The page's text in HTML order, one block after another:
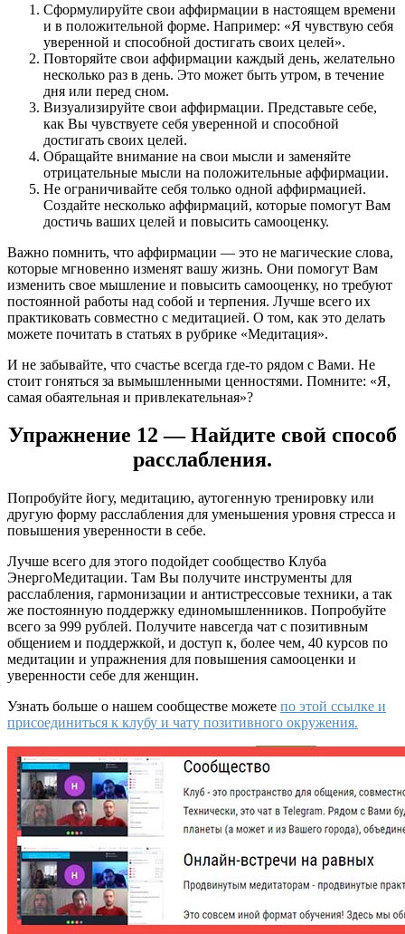
Сформулируйте свои аффирмации в настоящем времени
и в положительной форме. Например: «Я чувствую себя
уверенной и способной достигать своих целей».
Повторяйте свои аффирмации каждый день, желательно
несколько раз в день. Это может быть утром, в течение
дня или перед сном.
Визуализируйте свои аффирмации. Представьте себе,
как Вы чувствуете себя уверенной и способной
достигать своих целей.
Обращайте внимание на свои мысли и заменяйте
отрицательные мысли на положительные аффирмации.
Не ограничивайте себя только одной аффирмацией.
Создайте несколько аффирмаций, которые помогут Вам
достичь ваших целей и повысить самооценку.
Важно помнить, что аффирмации — это не магические слова,
которые мгновенно изменят вашу жизнь. Они помогут Вам
изменить свое мышление и повысить самооценку, но требуют
постоянной работы над собой и терпения. Лучше всего их
практиковать совместно с медитацией. О том, как это делать
можете почитать в статьях в рубрике «Медитация».
И не забывайте, что счастье всегда где-то рядом с Вами. Не
стоит гоняться за вымышленными ценностями. Помните: «Я,
самая обаятельная и привлекательная»?
Упражнение 12 — Найдите свой способ
расслабления.
Попробуйте йогу, медитацию, аутогенную тренировку или
другую форму расслабления для уменьшения уровня стресса и
повышения уверенности в себе.
Лучше всего для этого подойдет сообщество Клуба
ЭнергоМедитации. Там Вы получите инструменты для
расслабления, гармонизации и антистрессовые техники, а так
же постоянную поддержку единомышленников. Попробуйте
всего за 999 рублей. Получите навсегда чат с позитивным
общением и поддержкой, и доступ к, более чем, 40 курсов по
медитации и упражнения для повышения самооценки и
уверенности себе для женщин.
Узнать больше о нашем сообществе можете по этой ссылке и
присоединиться к клубу и чату позитивного окружения.